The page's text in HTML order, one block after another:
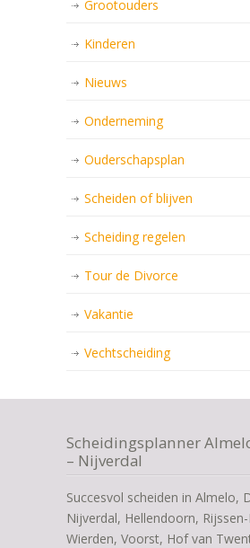
Grootouders
Kinderen
Nieuws
Onderneming
Ouderschapsplan
Scheiden of blijven
Scheiding regelen
Tour de Divorce
Vakantie
Vechtscheiding
Scheidingsplanner
– Nijverdal
Succesvol scheiden in Almelo,
Nijverdal, Hellendoorn,
Wierden, Voorst, Hof van